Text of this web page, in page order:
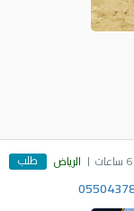
الرياض طلب